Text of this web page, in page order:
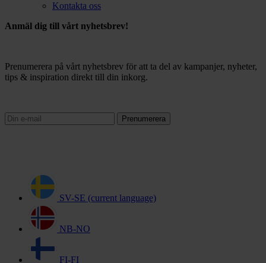
Kontakta oss
Anmäl dig till vårt nyhetsbrev!
Prenumerera på vårt nyhetsbrev för att ta del av kampanjer, nyheter,
tips & inspiration direkt till din inkorg.
Prenumerera
SV-SE (current language)
NB-NO
FI-FI